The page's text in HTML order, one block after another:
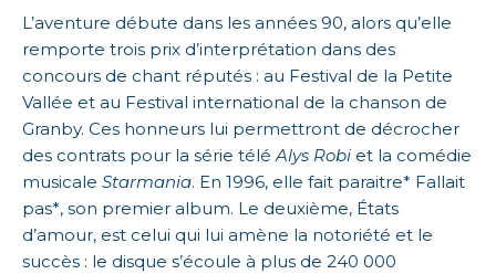
L’aventure débute dans les années 90, alors qu’elle
remporte trois prix d’interprétation dans des
concours de chant réputés : au Festival de la Petite
Vallée et au Festival international de la chanson de
Granby. Ces honneurs lui permettront de décrocher
des contrats pour la série téléAlys Robi et la comédie
musicale Starmania. En 1996, elle fait paraitre* Fallait
pas*, son premier album. Le deuxième, États
d’amour, est celui qui lui amène la notoriété et le
succès : le disque s’écoule à plus de 240 000